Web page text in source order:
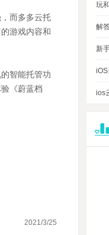
而多多云托
游戏内容和
智能托管功
《蔚蓝档
2021/3/25 铸仙之境最强